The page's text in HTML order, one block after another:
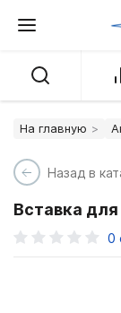
На главную
Назад в
Вставка
0